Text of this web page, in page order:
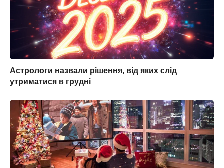
Астрологи назвали рішення, від яких слід
утриматися в грудні